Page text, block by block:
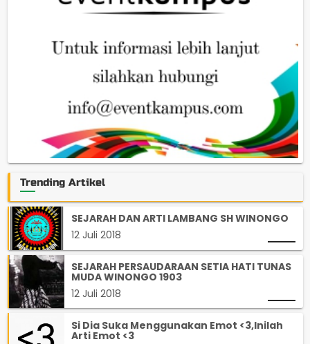
Trending Artikel
SEJARAH DAN ARTI LAMBANG SH WINONGO
12 Juli 2018
SEJARAH PERSAUDARAAN SETIA HATI TUNAS
MUDA WINONGO 1903
12 Juli 2018
Si Dia Suka Menggunakan Emot <3,Inilah
Arti Emot <3